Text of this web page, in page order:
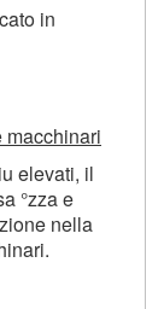
in
macchinari
elevati, il
°zza e
nella